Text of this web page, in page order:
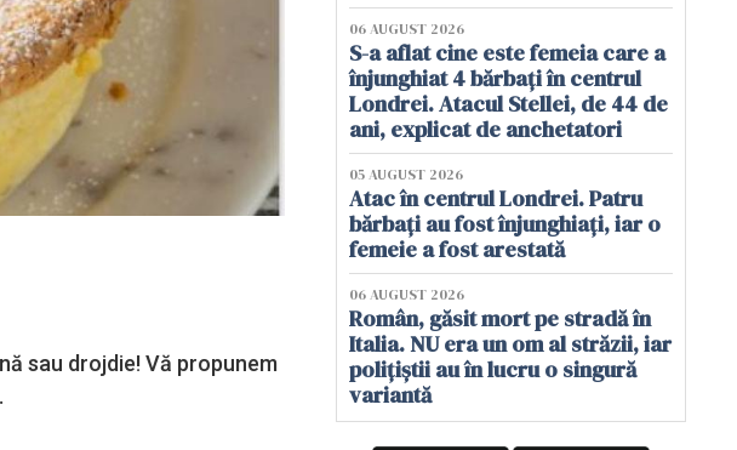
sau drojdie! Vă propunem
06 AUGUST 2026
S-a aflat cine este femeia care a
înjunghiat 4 bărbați în centrul
Londrei. Atacul Stellei, de 44 de
ani, explicat de anchetatori
05 AUGUST 2026
Atac în centrul Londrei. Patru
bărbați au fost înjunghiați, iar o
femeie a fost arestată
06 AUGUST 2026
Român, găsit mort pe stradă în
Italia. NU era un om al străzii, iar
polițiștii au în lucru o singură
variantă